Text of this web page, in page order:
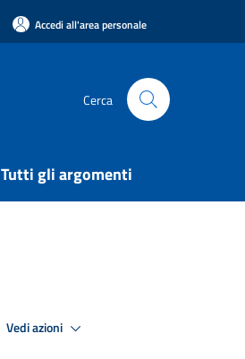
Accedi all'area personale
Cerca
Tutti gli argomenti
Vedi azioni